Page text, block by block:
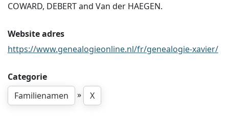
COWARD, DEBERT and Van der HAEGEN.
Website adres
https://www.genealogieonline.nl/fr/genealogie-xavier/
Categorie
Familienamen
» X